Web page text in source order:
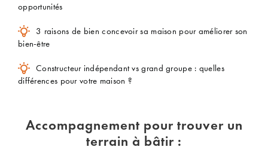
Accompagnement pour trouver un
terrain à bâtir :
opportunités
3 raisons de bien concevoir sa maison pour améliorer son
bien-être
Constructeur indépendant vs grand groupe : quelles
différences pour votre maison ?